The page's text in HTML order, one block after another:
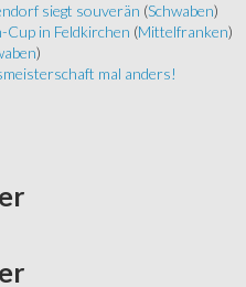
siegt souverän (Schwaben)
Cup in Feldkirchen (Mittelfranken)
)
mal anders!